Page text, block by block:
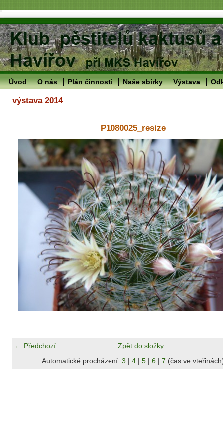
Úvod O nás Plán činnosti Naše sbírky Výstava
výstava 2014
P1080025_resize
← Předchozí
Zpět do složky
Automatické procházení: 3 | 4 | 5 | 6 | 7 (čas ve